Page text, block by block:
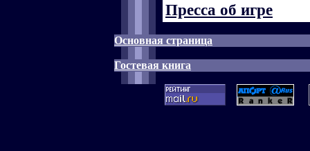
Пресса об игре
Основная страница
Гостевая книга